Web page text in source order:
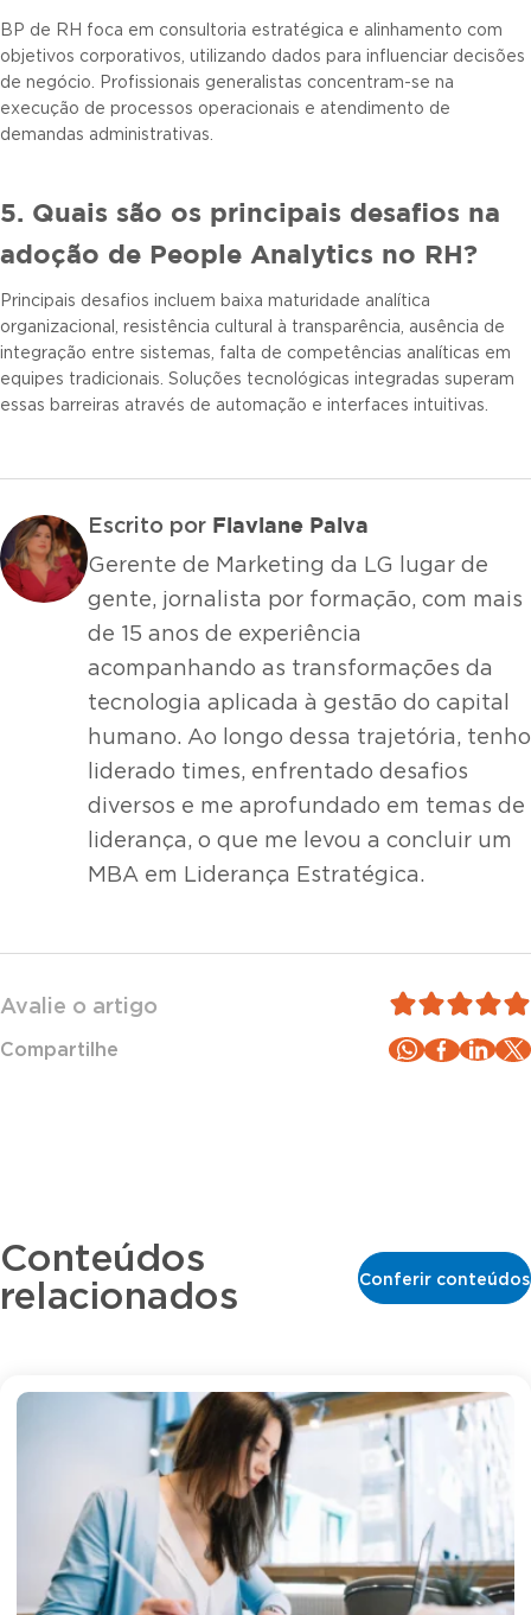
BP de RH foca em consultoria estratégica e alinhamento com
objetivos corporativos, utilizando dados para influenciar decisões
de negócio. Profissionais generalistas concentram-se na
execução de processos operacionais e atendimento de
demandas administrativas.
5. Quais são os principais desafios na
adoção de People Analytics no RH?
Principais desafios incluem baixa maturidade analítica
organizacional, resistência cultural à transparência, ausência de
integração entre sistemas, falta de competências analíticas em
equipes tradicionais. Soluções tecnológicas integradas superam
essas barreiras através de automação e interfaces intuitivas.
Escrito por Flaviane Paiva
Gerente de Marketing da LG lugar de
gente, jornalista por formação, com mais
de 15 anos de experiência
acompanhando as transformações da
tecnologia aplicada à gestão do capital
humano. Ao longo dessa trajetória, tenho
liderado times, enfrentado desafios
diversos e me aprofundado em temas de
liderança, o que me levou a concluir um
MBA em Liderança Estratégica.
Avalie o artigo
Compartilhe
Conteúdos
relacionados
Conferir conteúdos